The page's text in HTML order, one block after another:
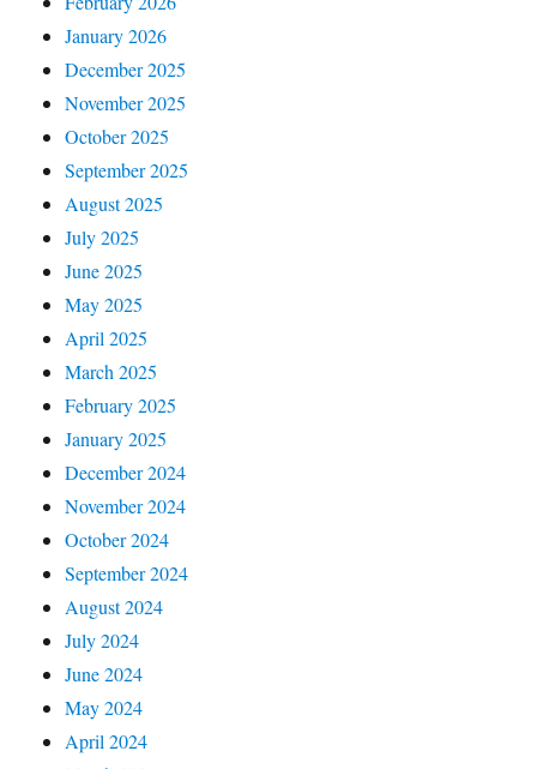
January 2026
December 2025
November 2025
October 2025
September 2025
August 2025
July 2025
June 2025
May 2025
April 2025
March 2025
February 2025
January 2025
December 2024
November 2024
October 2024
September 2024
August 2024
July 2024
June 2024
May 2024
April 2024